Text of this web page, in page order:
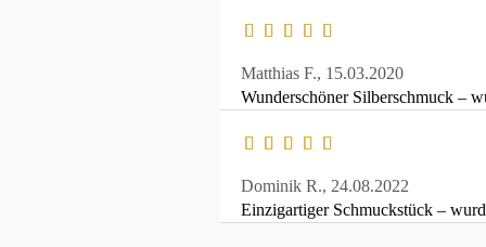
Matthias F., 15.03.2020
Wunderschöner Silberschmuck –
Dominik R., 24.08.2022
Einzigartiger Schmuckstück –